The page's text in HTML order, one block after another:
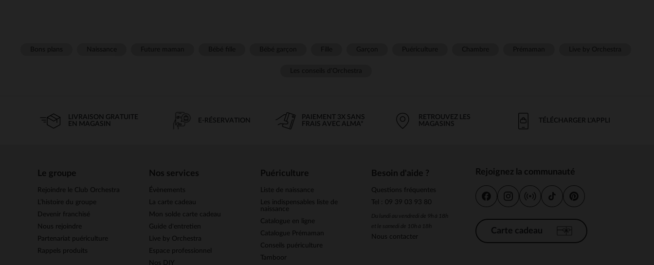
LIVRAISON GRATUITE
EN MAGASIN
E-RÉSERVATION
PAIEMENT 3X SANS
FRAIS AVEC ALMA*
RETROUVEZ LES
MAGASINS
TÉLÉCHARGER L'APPLI
Le groupe
Rejoindre le Club Orchestra
L’histoire du groupe
Devenir franchisé
Nous rejoindre
Partenariat puériculture
Rappels produits
Nos services
Évènements
La carte cadeau
Mon solde carte cadeau
Guide d'entretien
Live by Orchestra
Espace professionnel
Nos DIY
Puériculture
Liste de naissance
Les indispensables liste de
naissance
Catalogue en ligne
Catalogue Prémaman
Conseils puériculture
Tamboor
Besoin d'aide ?
Questions fréquentes
Tel : 09 39 03 93 80
Du lundi au vendredi de 9h à 18h
et le samedi de 10h à 18h
Nous contacter
Rejoignez la communauté
Carte cadeau